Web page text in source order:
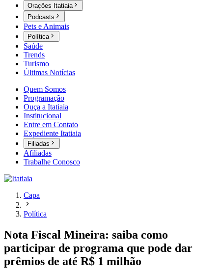
Orações Itatiaia
Podcasts
Pets e Animais
Política
Saúde
Trends
Turismo
Últimas Notícias
Quem Somos
Programação
Ouça a Itatiaia
Institucional
Entre em Contato
Expediente Itatiaia
Filiadas
Afiliadas
Trabalhe Conosco
Capa
Política
Nota Fiscal Mineira: saiba como
participar de programa que pode dar
prêmios de até R$ 1 milhão